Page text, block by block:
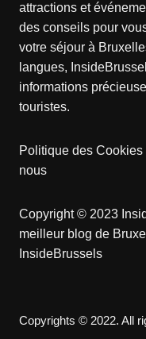
attractions et
des conseils pour
votre séjour à
langues,
informations
touristes.
Politique des Cookies
nous
Copyright © 2023
meilleur blog de
InsideBrussels
Copyrights © 2022. All